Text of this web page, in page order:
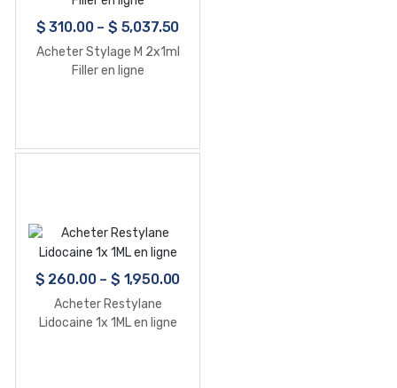
$ 310.00– $ 5,037.50
Acheter Stylage M 2x1ml
Filler en ligne
$ 260.00– $ 1,950.00
Acheter Restylane
Lidocaine 1x 1ML en ligne